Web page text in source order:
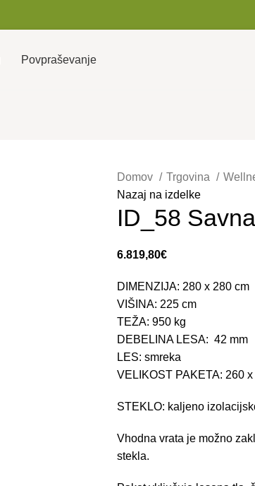
Povpraševanje
Domov Trgovina
Nazaj na izdelke
ID_58
6.819,80€
DIMENZIJA: 280 x 280 cm
VIŠINA: 225 cm
TEŽA: 950 kg
DEBELINA LESA: 42 mm
LES: smreka
VELIKOST PAKETA: 260
STEKLO: kaljeno
Vhodna vrata je možno
stekla.